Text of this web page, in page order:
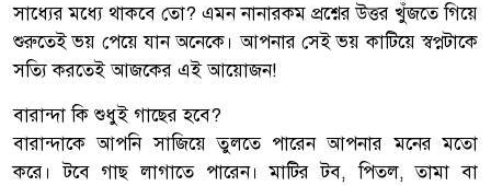
সাধ্যের মধ্যে থাকবে তো? এমন নানারকম প্রশ্নের উত্তর খুঁজতে গিয়ে
শুরুতেই ভয় পেয়ে যান অনেকে। আপনার সেই ভয় কাটিয়ে স্বপ্নটাকে
সত্যি করতেই আজকের এই আয়োজন!
বারান্দা কি শুধুই গাছের হবে?
বারান্দাকে আপনি সাজিয়ে তুলতে পারেন আপনার মনের মতো
করে। টবে গাছ লাগাতে পারেন। মাটির টব, পিতল, তামা বা